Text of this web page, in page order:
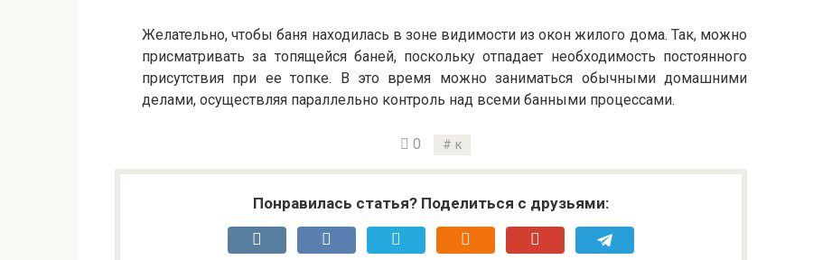
Желательно, чтобы баня находилась в зоне видимости из окон жилого дома. Так, можно
присматривать за топящейся баней, поскольку отпадает необходимость постоянного
присутствия при ее топке. В это время можно заниматься обычными домашними
делами, осуществляя параллельно контроль над всеми банными процессами.
0 к
Понравилась статья? Поделиться с друзьями: